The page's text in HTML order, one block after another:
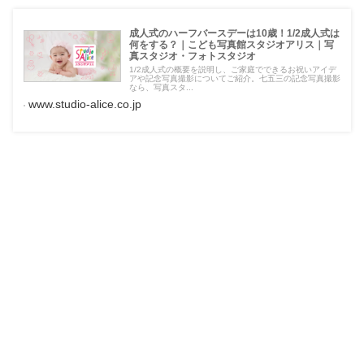
成人式のハーフバースデーは10歳！1/2成人式は
何をする？｜こども写真館スタジオアリス｜写
真スタジオ・フォトスタジオ
1/2成人式の概要を説明し、ご家庭でできるお祝いアイデ
アや記念写真撮影についてご紹介。七五三の記念写真撮影
なら、写真スタ...
www.studio-alice.co.jp